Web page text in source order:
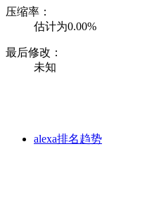
压缩率：
估计为0.00%
最后修改：
未知
alexa排名趋势